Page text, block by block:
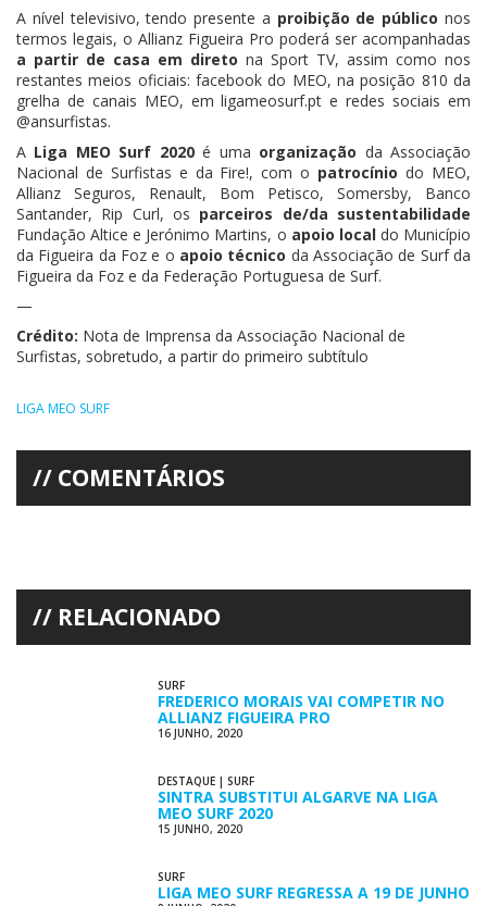
A nível televisivo, tendo presente a proibição de público nos
termos legais, o Allianz Figueira Pro poderá ser acompanhadas
a partir de casa em direto na Sport TV, assim como nos
restantes meios oficiais: facebook do MEO, na posição 810 da
grelha de canais MEO, em ligameosurf.pt e redes sociais em
@ansurfistas.
A Liga MEO Surf 2020é uma organização da Associação
Nacional de Surfistas e da Fire!, com o patrocínio do MEO,
Allianz Seguros, Renault, Bom Petisco, Somersby, Banco
Santander, Rip Curl, os parceiros de/da sustentabilidade
Fundação Altice e Jerónimo Martins, o apoio localdo Município
da Figueira da Foz e o apoio técnico da Associação de Surf da
Figueira da Foz e da Federação Portuguesa de Surf.
—
Crédito: Nota de Imprensa da Associação Nacional de
Surfistas, sobretudo, a partir do primeiro subtítulo
LIGA MEO SURF
COMENTÁRIOS
RELACIONADO
SURF
FREDERICO MORAIS VAI COMPETIR NO
ALLIANZ FIGUEIRA PRO
16 JUNHO, 2020
DESTAQUE | SURF
SINTRA SUBSTITUI ALGARVE NA LIGA
MEO SURF 2020
15 JUNHO, 2020
SURF
LIGA MEO SURF REGRESSA A 19 DE JUNHO